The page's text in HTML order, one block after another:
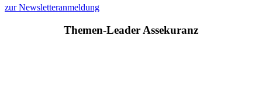
zur Newsletteranmeldung
Themen-Leader Assekuranz